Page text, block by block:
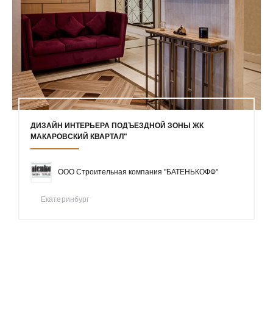
ДИЗАЙН ИНТЕРЬЕРА ПОДЪЕЗДНОЙ ЗОНЫ ЖК
МАКАРОВСКИЙ КВАРТАЛ"
ООО Строительная компания "БАТЕНЬКОФФ"
Екатеринбург